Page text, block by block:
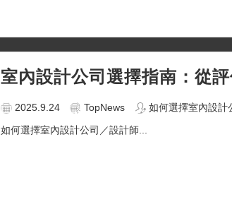
室內設計公司選擇指南：從
2025.9.24 TopNews
如何選擇室內設計
如何選擇室內設計公司／設計師...